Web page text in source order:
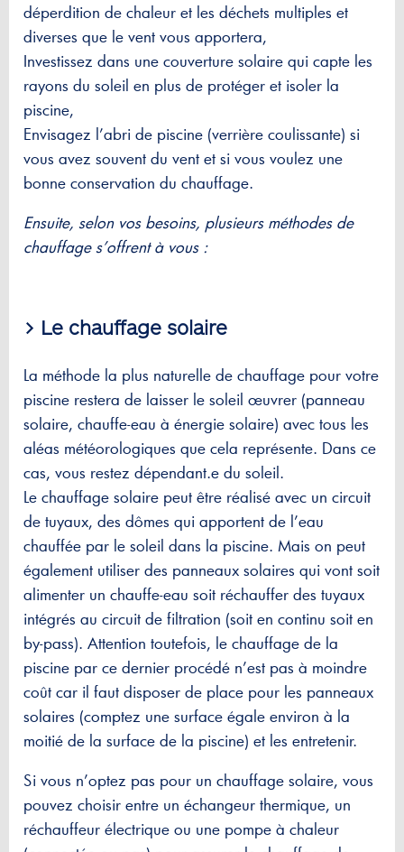
déperdition de chaleur et les déchets multiples et
diverses que le vent vous apportera,
Investissez dans une couverture solaire qui capte les
rayons du soleil en plus de protéger et isoler la
piscine,
Envisagez l’abri de piscine (verrière coulissante) si
vous avez souvent du vent et si vous voulez une
bonne conservation du chauffage.
Ensuite, selon vos besoins, plusieurs méthodes de
chauffage s’offrent à vous :
> Le chauffage solaire
La méthode la plus naturelle de chauffage pour votre
piscine restera de laisser le soleil œuvrer (panneau
solaire, chauffe-eau à énergie solaire) avec tous les
aléas météorologiques que cela représente. Dans ce
cas, vous restez dépendant.e du soleil.
Le chauffage solaire peut être réalisé avec un circuit
de tuyaux, des dômes qui apportent de l’eau
chauffée par le soleil dans la piscine. Mais on peut
également utiliser des panneaux solaires qui vont soit
alimenter un chauffe-eau soit réchauffer des tuyaux
intégrés au circuit de filtration (soit en continu soit en
by-pass). Attention toutefois, le chauffage de la
piscine par ce dernier procédé n’est pas à moindre
coût car il faut disposer de place pour les panneaux
solaires (comptez une surface égale environ à la
moitié de la surface de la piscine) et les entretenir.
Si vous n’optez pas pour un chauffage solaire, vous
pouvez choisir entre un échangeur thermique, un
réchauffeur électrique ou une pompe à chaleur